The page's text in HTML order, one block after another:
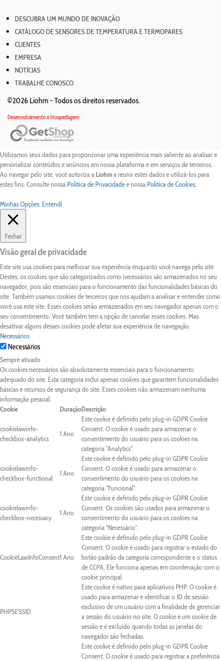
DESCUBRA UM MUNDO DE INOVAÇÃO
CATÁLOGO DE SENSORES DE TEMPERATURA E TERMOPARES
CLIENTES
EMPRESA
NOTÍCIAS
TRABALHE CONOSCO
©2026 Liohm - Todos os direitos reservados.
Desenvolvimento e Hospedagem
Utilizamos seus dados para proporcionar uma experiência mais saliente ao analisar e
personalizar conteúdos e anúncios em nossa plataforma e em serviços de terceiros.
Ao navegar pelo site, você autoriza a Liohma reunir estes dados e utilizá-los para
estes fins. Consulte nossa Política de Privacidadee nossa Política de Cookies.
Minhas Opções Entendi
Fechar
Visão geral de privacidade
Este site usa cookies para melhorar sua experiência enquanto você navega pelo site.
Destes, os cookies que são categorizados como necessários são armazenados no seu
navegador, pois são essenciais para o funcionamento das funcionalidades básicas do
site. Também usamos cookies de terceiros que nos ajudam a analisar e entender como
você usa este site. Esses cookies serão armazenados em seu navegador apenas com o
seu consentimento. Você também tem a opção de cancelar esses cookies. Mas
desativar alguns desses cookies pode afetar sua experiência de navegação.
Necessários
Necessários
Sempre ativado
Os cookies necessários são absolutamente essenciais para o funcionamento
adequado do site. Esta categoria inclui apenas cookies que garantem funcionalidades
básicas e recursos de segurança do site. Esses cookies não armazenam nenhuma
informação pessoal.
Cookie
DuraçãoDescrição
cookielawinfo-
checkbox-analytics
1 Ano
Este cookie é definido pelo plug-in GDPR Cookie
Consent. O cookie é usado para armazenar o
consentimento do usuário para os cookies na
categoria "Analytics".
cookielawinfo-
checkbox-functional
1 Ano
Este cookie é definido pelo plug-in GDPR Cookie
Consent. O cookie é usado para armazenar o
consentimento do usuário para os cookies na
categoria "Funcional".
cookielawinfo-
checkbox-necessary
1 Ano
Este cookie é definido pelo plug-in GDPR Cookie
Consent. Os cookies são usados para armazenar o
consentimento do usuário para os cookies na
categoria "Necessário".
CookieLawInfoConsent1 Ano
Este cookie é definido pelo plug-in GDPR Cookie
Consent. O cookie é usado para registrar o estado do
botão padrão da categoria correspondente e o status
de CCPA. Ele funciona apenas em coordenação com o
cookie principal.
PHPSESSID
Este cookie é nativo para aplicativos PHP. O cookie é
usado para armazenar e identificar o ID de sessão
exclusivo de um usuário com a finalidade de gerenciar
a sessão do usuário no site. O cookie é um cookie de
sessão e é excluído quando todas as janelas do
navegador são fechadas.
Este cookie é definido pelo plug-in GDPR Cookie
Consent. O cookie é usado para registrar a preferência